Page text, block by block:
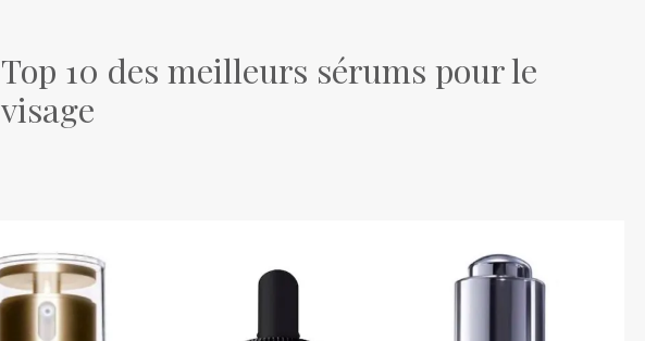
Top 10 des meilleurs sérums pour le
visage